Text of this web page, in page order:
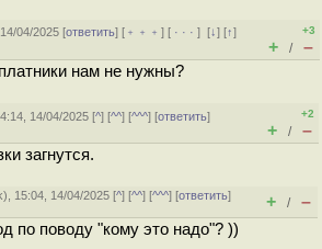
04/2025 [ответить] [ ﹢﹢﹢] [ · · ·][↓] [↑]
+3
+ / –
нам не нужны?
14/04/2025 [^] [^^] [^^^] [ответить]
+2
+ / –
загнутся.
), 15:04, 14/04/2025 [^] [^^] [^^^] [ответить]
+ / –
по поводу "кому это надо"? ))